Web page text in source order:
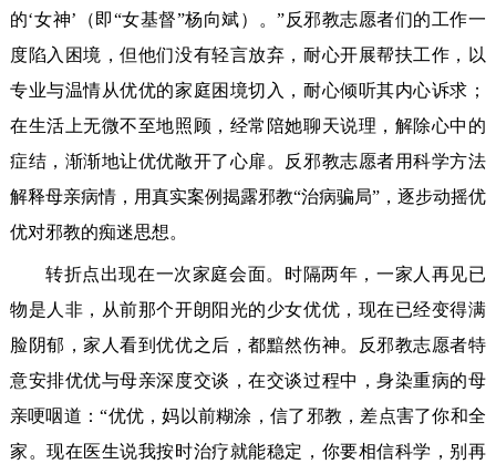
的‘女神’（即“女基督”杨向斌）。”反邪教志愿者们的工作一
度陷入困境，但他们没有轻言放弃，耐心开展帮扶工作，以
专业与温情从优优的家庭困境切入，耐心倾听其内心诉求；
在生活上无微不至地照顾，经常陪她聊天说理，解除心中的
症结，渐渐地让优优敞开了心扉。反邪教志愿者用科学方法
解释母亲病情，用真实案例揭露邪教“治病骗局”，逐步动摇优
优对邪教的痴迷思想。
转折点出现在一次家庭会面。时隔两年，一家人再见已
物是人非，从前那个开朗阳光的少女优优，现在已经变得满
脸阴郁，家人看到优优之后，都黯然伤神。反邪教志愿者特
意安排优优与母亲深度交谈，在交谈过程中，身染重病的母
亲哽咽道：“优优，妈以前糊涂，信了邪教，差点害了你和全
家。现在医生说我按时治疗就能稳定，你要相信科学，别再